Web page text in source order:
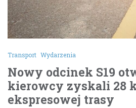
Transport Wydarzenia
Nowy odcinek S19
kierowcy zyskali 28
ekspresowej trasy